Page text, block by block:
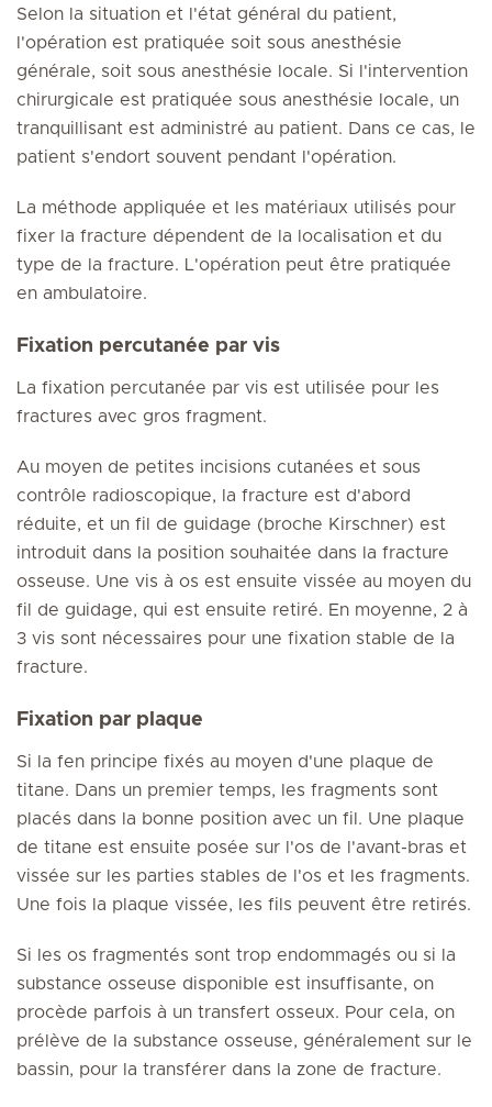
Selon la situation et l'état général du patient,
l'opération est pratiquée soit sous anesthésie
générale, soit sous anesthésie locale. Si l'intervention
chirurgicale est pratiquée sous anesthésie locale, un
tranquillisant est administré au patient. Dans ce cas, le
patient s'endort souvent pendant l'opération.
La méthode appliquée et les matériaux utilisés pour
fixer la fracture dépendent de la localisation et du
type de la fracture. L'opération peut être pratiquée
en ambulatoire.
Fixation percutanée par vis
La fixation percutanée par vis est utilisée pour les
fractures avec gros fragment.
Au moyen de petites incisions cutanées et sous
contrôle radioscopique, la fracture est d'abord
réduite, et un fil de guidage (broche Kirschner) est
introduit dans la position souhaitée dans la fracture
osseuse. Une vis à os est ensuite vissée au moyen du
fil de guidage, qui est ensuite retiré. En moyenne, 2 à
3 vis sont nécessaires pour une fixation stable de la
fracture.
Fixation par plaque
Si la fen principe fixés au moyen d'une plaque de
titane. Dans un premier temps, les fragments sont
placés dans la bonne position avec un fil. Une plaque
de titane est ensuite posée sur l'os de l'avant-bras et
vissée sur les parties stables de l'os et les fragments.
Une fois la plaque vissée, les fils peuvent être retirés.
Si les os fragmentés sont trop endommagés ou si la
substance osseuse disponible est insuffisante, on
procède parfois à un transfert osseux. Pour cela, on
prélève de la substance osseuse, généralement sur le
bassin, pour la transférer dans la zone de fracture.